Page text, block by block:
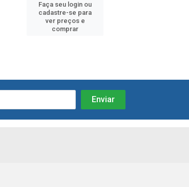
Faça seu login ou
cadastre-se para
ver preços e
comprar